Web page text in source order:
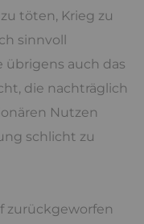
töten, Krieg zu
sinnvoll
übrigens auch das
die nachträglich
Nutzen
schlicht zu
zurückgeworfen